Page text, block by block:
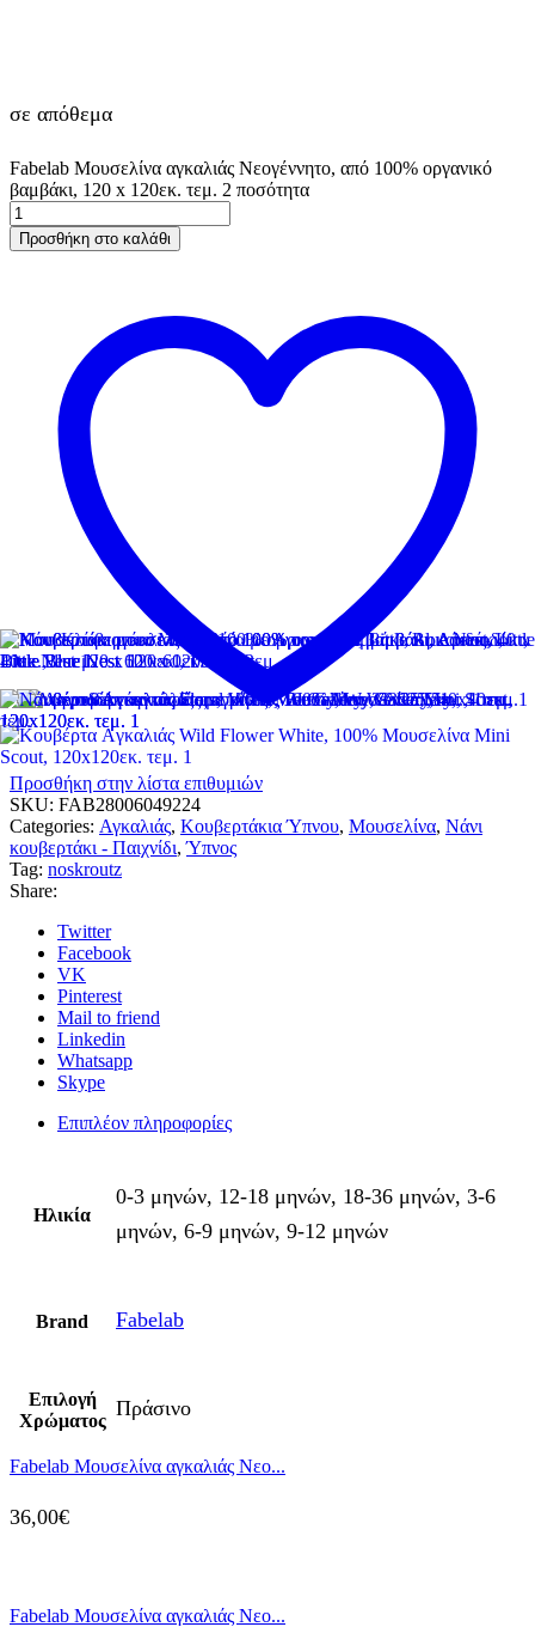
σε απόθεμα
Fabelab Μουσελίνα αγκαλιάς Νεογέννητο, από 100% οργανικό
βαμβάκι, 120 x 120εκ. τεμ. 2 ποσότητα
Προσθήκη στο καλάθι
Προσθήκη στην λίστα επιθυμιών
SKU: FAB28006049224
Categories: Αγκαλιάς, Κουβερτάκια Ύπνου, Μουσελίνα, Νάνι
κουβερτάκι - Παιχνίδι,Ύπνος
Tag: noskroutz
Share:
Twitter
Facebook
VK
Pinterest
Mail to friend
Linkedin
Whatsapp
Skype
Επιπλέον πληροφορίες
Ηλικία
0-3 μηνών, 12-18 μηνών, 18-36 μηνών, 3-6
μηνών, 6-9 μηνών, 9-12 μηνών
Brand Fabelab
Επιλογή
Χρώματος
Πράσινο
Fabelab Μουσελίνα αγκαλιάς Νεο...
36,00€
Fabelab Μουσελίνα αγκαλιάς Νεο...